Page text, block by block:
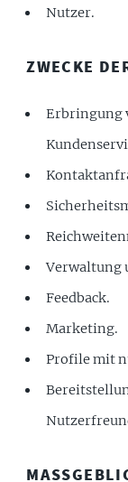
Nutzer.
ZWECKE
Erbringung
Verwaltung
Feedback.
Marketing.
Profile mit